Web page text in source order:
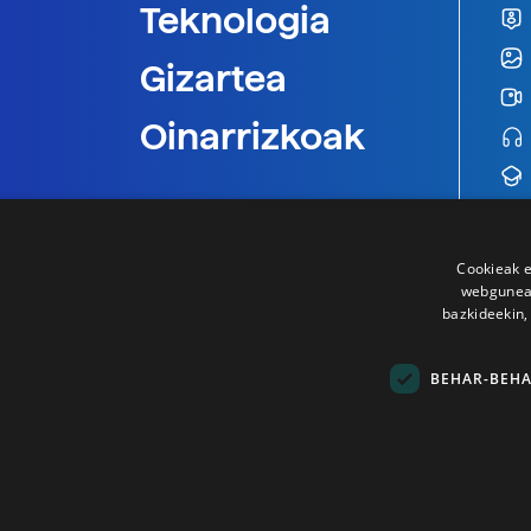
Teknologia
Gizartea
Oinarrizkoak
Cookieak
BEHAR-